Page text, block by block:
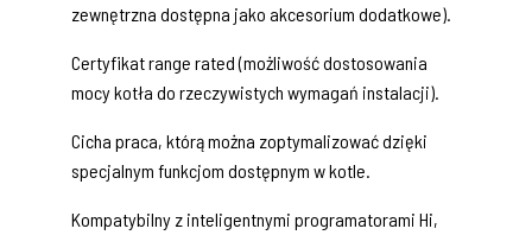
zewnętrzna dostępna jako akcesorium dodatkowe).
Certyfikat range rated (możliwość dostosowania
mocy kotła do rzeczywistych wymagań instalacji).
Cicha praca, którą można zoptymalizować dzięki
specjalnym funkcjom dostępnym w kotle.
Kompatybilny z inteligentnymi programatorami Hi,